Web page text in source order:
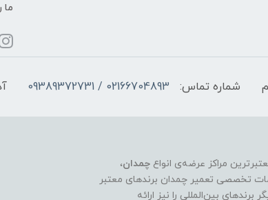
ما
شماره تماس: 02166704893 / 09389372731
چمدان،
تخصصی تعمیر چمدان برندهای معتبر
برندهای بین‌المللی را نیز ارائه